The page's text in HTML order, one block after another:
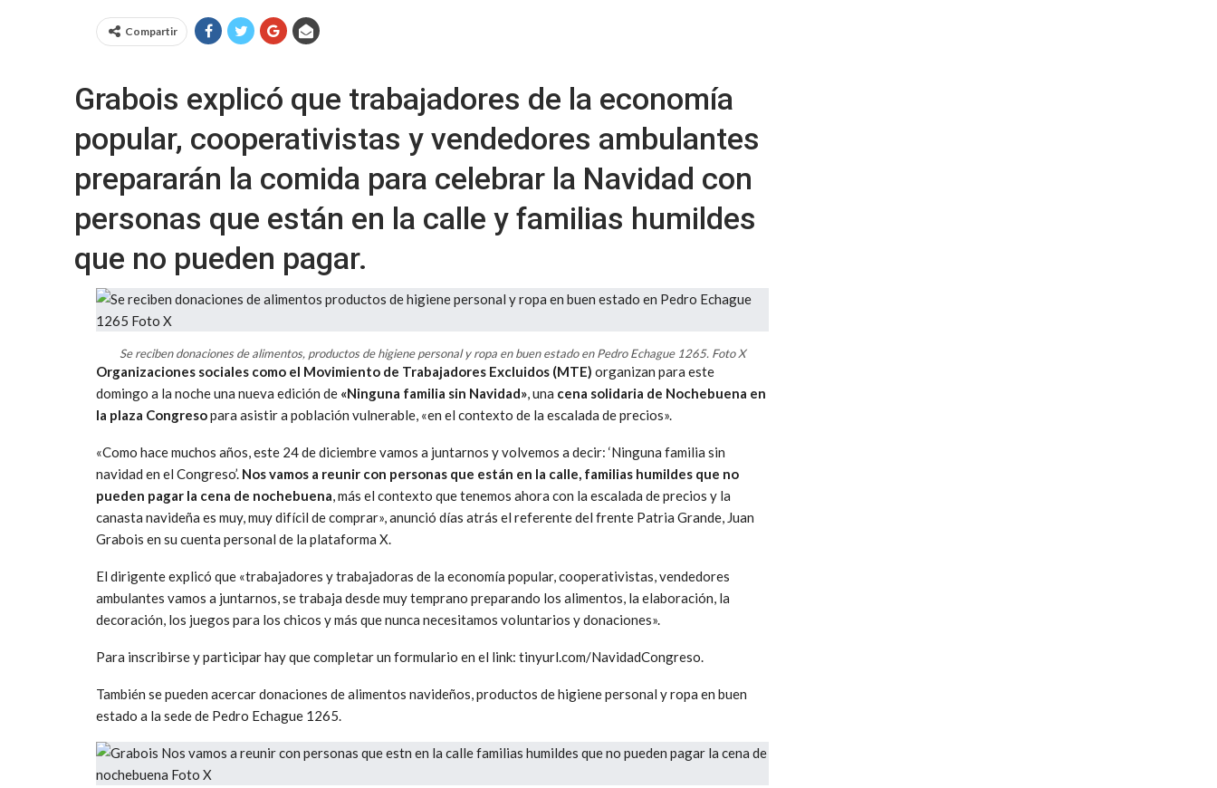
Compartir
Grabois explicó que trabajadores de la economía
popular, cooperativistas y vendedores ambulantes
prepararán la comida para celebrar la Navidad con
personas que están en la calle y familias humildes
que no pueden pagar.
Se reciben donaciones de alimentos, productos de higiene personal y ropa en buen estado en Pedro Echague 1265. Foto X
Organizaciones sociales como el Movimiento de Trabajadores Excluidos (MTE) organizan para este
domingo a la noche una nueva edición de «Ninguna familia sin Navidad», una cena solidaria de Nochebuena en
la plaza Congresopara asistir a población vulnerable, «en el contexto de la escalada de precios».
«Como hace muchos años, este 24 de diciembre vamos a juntarnos y volvemos a decir: ‘Ninguna familia sin
navidad en el Congreso’. Nos vamos a reunir con personas que están en la calle, familias humildes que no
pueden pagar la cena de nochebuena, más el contexto que tenemos ahora con la escalada de precios y la
canasta navideña es muy, muy difícil de comprar», anunció días atrás el referente del frente Patria Grande, Juan
Grabois en su cuenta personal de la plataforma X.
El dirigente explicó que «trabajadores y trabajadoras de la economía popular, cooperativistas, vendedores
ambulantes vamos a juntarnos, se trabaja desde muy temprano preparando los alimentos, la elaboración, la
decoración, los juegos para los chicos y más que nunca necesitamos voluntarios y donaciones».
Para inscribirse y participar hay que completar un formulario en el link: tinyurl.com/NavidadCongreso.
También se pueden acercar donaciones de alimentos navideños, productos de higiene personal y ropa en buen
estado a la sede de Pedro Echague 1265.